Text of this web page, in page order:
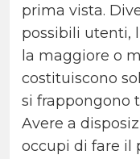
prima vista.
possibili utenti,
la maggiore o
costituiscono
si frappongono
Avere a
occupi di fare il